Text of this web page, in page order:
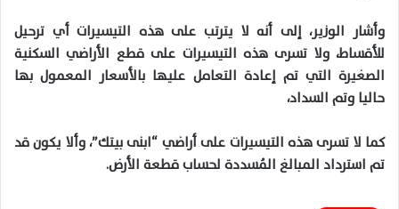
وأشار الوزير، إلى أنه لا يترتب على هذه التيسيرات أي ترحيل
للأقساط، ولا تسرى هذه التيسيرات على قطع الأراضي السكنية
الصغيرة التي تم إعادة التعامل عليها بالأسعار المعمول بها
حاليا وتم السداد،
كما لا تسرى هذه التيسيرات على أراضي “ابنى بيتك”، وألا يكون قد
تم استرداد المبالغ المُسددة لحساب قطعة الأرض.